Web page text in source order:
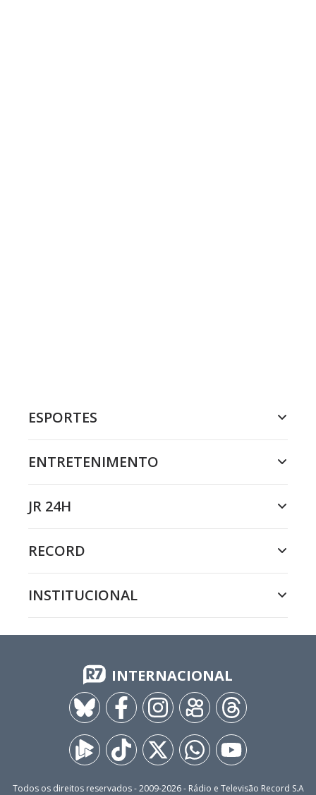
ESPORTES
ENTRETENIMENTO
JR 24H
RECORD
INSTITUCIONAL
INTERNACIONAL
Todos os direitos reservados - 2009-2026- Rádio e Televisão Record S.A